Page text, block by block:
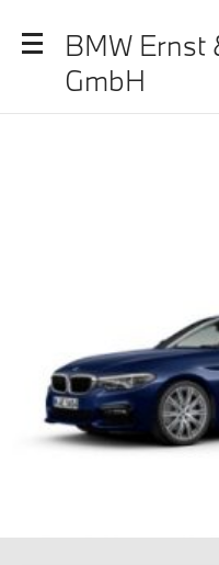
BMW Ernst
GmbH